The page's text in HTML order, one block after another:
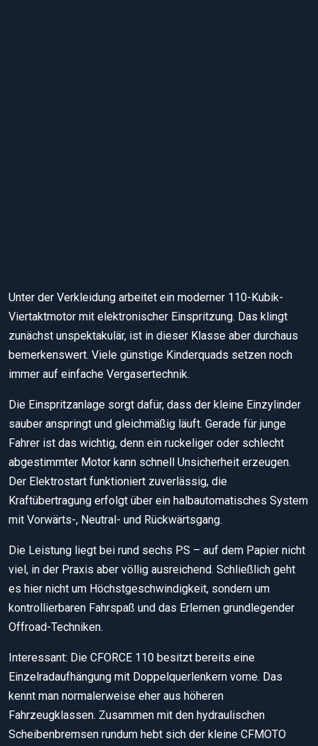
Unter der Verkleidung arbeitet ein moderner 110-Kubik-
Viertaktmotor mit elektronischer Einspritzung. Das klingt
zunächst unspektakulär, ist in dieser Klasse aber durchaus
bemerkenswert. Viele günstige Kinderquads setzen noch
immer auf einfache Vergasertechnik.
Die Einspritzanlage sorgt dafür, dass der kleine Einzylinder
sauber anspringt und gleichmäßig läuft. Gerade für junge
Fahrer ist das wichtig, denn ein ruckeliger oder schlecht
abgestimmter Motor kann schnell Unsicherheit erzeugen.
Der Elektrostart funktioniert zuverlässig, die
Kraftübertragung erfolgt über ein halbautomatisches System
mit Vorwärts-, Neutral- und Rückwärtsgang.
Die Leistung liegt bei rund sechs PS – auf dem Papier nicht
viel, in der Praxis aber völlig ausreichend. Schließlich geht
es hier nicht um Höchstgeschwindigkeit, sondern um
kontrollierbaren Fahrspaß und das Erlernen grundlegender
Offroad-Techniken.
Interessant: Die CFORCE 110 besitzt bereits eine
Einzelradaufhängung mit Doppelquerlenkern vorne. Das
kennt man normalerweise eher aus höheren
Fahrzeugklassen. Zusammen mit den hydraulischen
Scheibenbremsen rundum hebt sich der kleine CFMOTO